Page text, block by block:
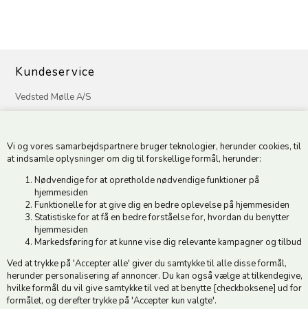
Vi og vores samarbejdspartnere bruger teknologier, herunder cookies, til
at indsamle oplysninger om dig til forskellige formål, herunder:
Nødvendige for at opretholde nødvendige funktioner på
hjemmesiden
Funktionelle for at give dig en bedre oplevelse på hjemmesiden
Statistiske for at få en bedre forståelse for, hvordan du benytter
hjemmesiden
Markedsføring for at kunne vise dig relevante kampagner og tilbud
Ved at trykke på 'Accepter alle' giver du samtykke til alle disse formål,
herunder personalisering af annoncer. Du kan også vælge at tilkendegive,
hvilke formål du vil give samtykke til ved at benytte [checkboksene] ud for
formålet, og derefter trykke på 'Accepter kun valgte'.
Kundeservice
Vedsted Mølle A/S
CVR 49879415 Mailvedstedmoelle@post.tele.dk
Åbningstider: Man-Fre 9.00-17.00 | Middagslukket 12.00-12.30 |
Lørdag 9.00-12.00
Hold dig opdateret
Tilmeld dig vores nyhedsbrev og modtag gode tilbud :)